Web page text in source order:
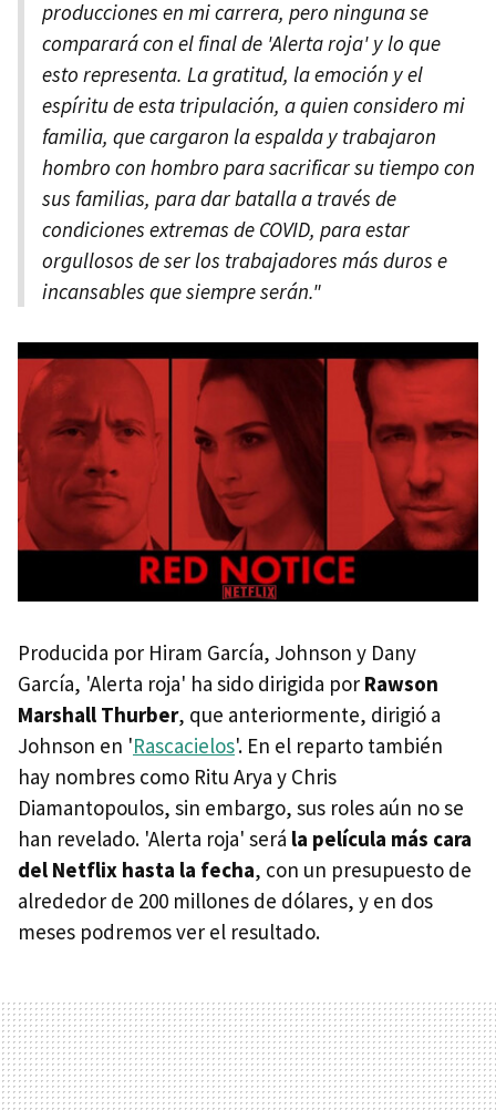
producciones en mi carrera, pero ninguna se
comparará con el final de 'Alerta roja' y lo que
esto representa. La gratitud, la emoción y el
espíritu de esta tripulación, a quien considero mi
familia, que cargaron la espalda y trabajaron
hombro con hombro para sacrificar su tiempo con
sus familias, para dar batalla a través de
condiciones extremas de COVID, para estar
orgullosos de ser los trabajadores más duros e
incansables que siempre serán."
Producida por Hiram García, Johnson y Dany
García, 'Alerta roja' ha sido dirigida por Rawson
Marshall Thurber, que anteriormente, dirigió a
Johnson en 'Rascacielos'. En el reparto también
hay nombres como Ritu Arya y Chris
Diamantopoulos, sin embargo, sus roles aún no se
han revelado. 'Alerta roja' será la película más cara
del Netflix hasta la fecha, con un presupuesto de
alrededor de 200 millones de dólares, y en dos
meses podremos ver el resultado.